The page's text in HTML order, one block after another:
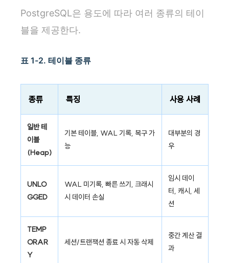
PostgreSQL은 용도에 따라 여러 종류의 테이
블을 제공한다.
표 1-2. 테이블 종류
종류 특징 사용 사례
일반 테
이블
(Heap)
기본 테이블, WAL 기록, 복구 가
능
대부분의 경
우
UNLO
GGED
WAL 미기록, 빠른 쓰기, 크래시
시 데이터 손실
임시 데이
터, 캐시, 세
션
TEMP
ORAR
Y
세션/트랜잭션 종료 시 자동 삭제
중간 계산 결
과